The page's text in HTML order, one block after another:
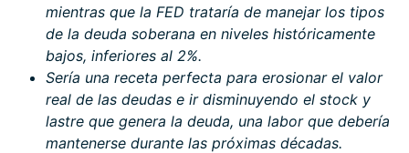
mientras que la FED trataría de manejar los tipos
de la deuda soberana en niveles históricamente
bajos, inferiores al 2%.
Sería una receta perfecta para erosionar el valor
real de las deudas e ir disminuyendo el stock y
lastre que genera la deuda, una labor que debería
mantenerse durante las próximas décadas.